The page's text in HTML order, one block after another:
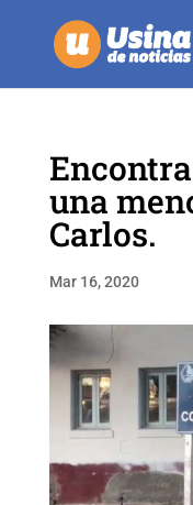
una
Carlos.
Mar 16, 2020